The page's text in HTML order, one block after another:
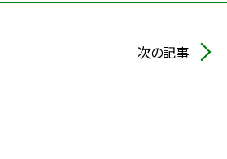
次の記事